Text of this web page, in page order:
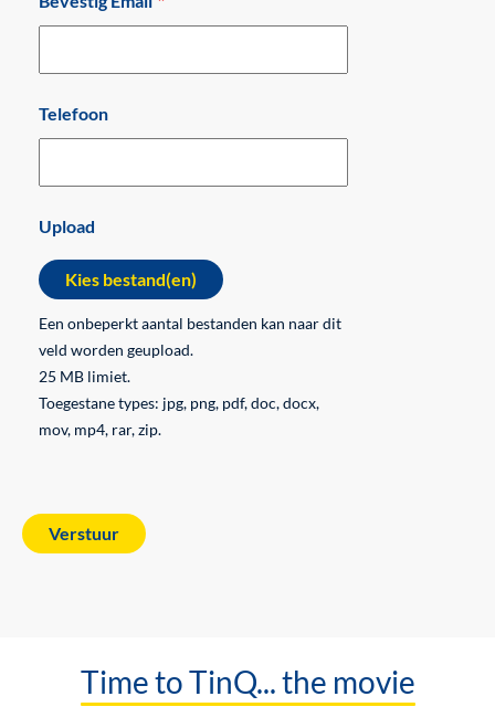
Telefoon
Upload
Kies bestand(en)
Een onbeperkt aantal bestanden kan naar dit
veld worden geupload.
25 MB limiet.
Toegestane types: jpg, png, pdf, doc, docx,
mov, mp4, rar, zip.
Time to TinQ... the movie